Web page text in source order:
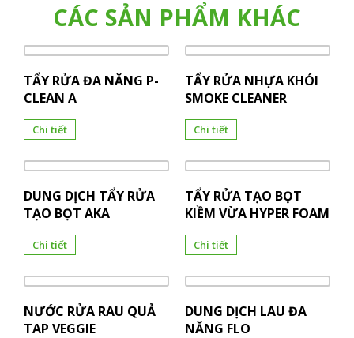
CÁC SẢN PHẨM KHÁC
TẨY RỬA ĐA NĂNG P-
CLEAN A
Chi tiết
TẨY RỬA NHỰA KHÓI
SMOKE CLEANER
Chi tiết
DUNG DỊCH TẨY RỬA
TẠO BỌT AKA
Chi tiết
TẨY RỬA TẠO BỌT
KIỀM VỪA HYPER FOAM
Chi tiết
NƯỚC RỬA RAU QUẢ
TAP VEGGIE
DUNG DỊCH LAU ĐA
NĂNG FLO